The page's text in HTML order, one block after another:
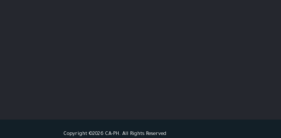
Copyright ©2026 CA-PH. All Rights Reserved